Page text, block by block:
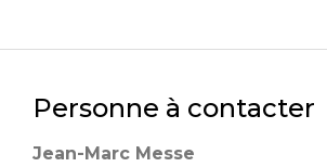
Personne à contacter
Jean-Marc Messe